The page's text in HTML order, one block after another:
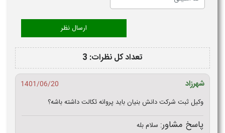
تعداد کل نظرات: 3
شهرزاد
1401/06/20
وکیل ثبت شرکت دانش بنیان باید پروانه ئکالت داشته باشه؟
پاسخ مشاور: سلام بله